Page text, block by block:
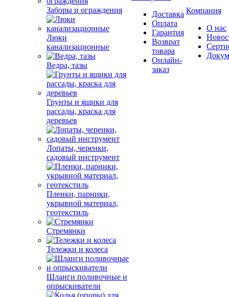
Заборы и ограждения
Люки
канализационные
Ведра, тазы
Грунты и ящики для
рассады, краска для
деревьев
Лопаты, черенки,
садовый инструмент
Пленки, парники,
укрывной материал,
геотекстиль
Стремянки
Тележки и колеса
Шланги поливочные и
опрыскиватели
Доставка
Оплата
Гарантия
Возврат
товара
Онлайн-
заказ
Компания
О нас